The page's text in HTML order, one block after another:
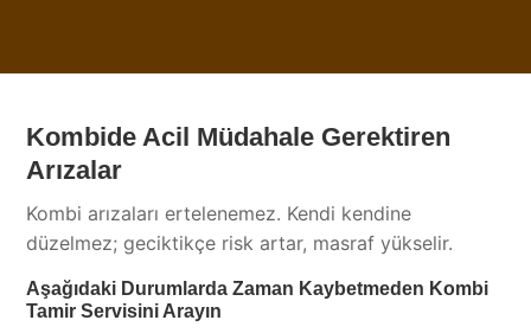
Kombide Acil Müdahale Gerektiren
Arızalar
Kombi arızaları ertelenemez. Kendi kendine
düzelmez; geciktikçe risk artar, masraf yükselir.
Aşağıdaki Durumlarda Zaman Kaybetmeden Kombi
Tamir Servisini Arayın